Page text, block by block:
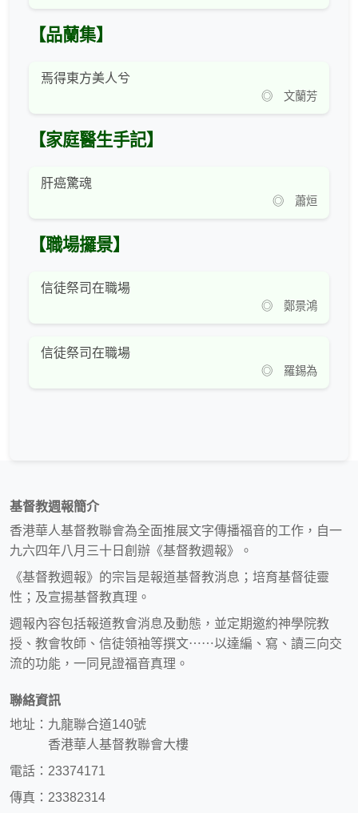
【品蘭集】
焉得東方美人兮
◎ 文蘭芳
【家庭醫生手記】
肝癌驚魂
◎ 蕭烜
【職場攞景】
信徒祭司在職場
◎ 鄭景鴻
信徒祭司在職場
◎ 羅錫為
基督教週報簡介
香港華人基督教聯會為全面推展文字傳播福音的工作，自一
九六四年八月三十日創辦《基督教週報》。
《基督教週報》的宗旨是報道基督教消息；培育基督徒靈
性；及宣揚基督教真理。
週報內容包括報道教會消息及動態，並定期邀約神學院教
授、教會牧師、信徒領袖等撰文⋯⋯以達編、寫、讀三向交
流的功能，一同見證福音真理。
聯絡資訊
地址：九龍聯合道140號
香港華人基督教聯會大樓
電話：23374171
傳真：23382314